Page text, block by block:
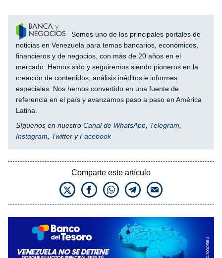
Somos uno de los principales portales de
noticias en Venezuela para temas bancarios, económicos,
financieros y de negocios, con más de 20 años en el
mercado. Hemos sido y seguiremos siendo pioneros en la
creación de contenidos, análisis inéditos e informes
especiales. Nos hemos convertido en una fuente de
referencia en el país y avanzamos paso a paso en América
Latina.
Síguenos en nuestro Canal de WhatsApp Telegram
Instagram
Twitter yFacebook
Comparte este artículo